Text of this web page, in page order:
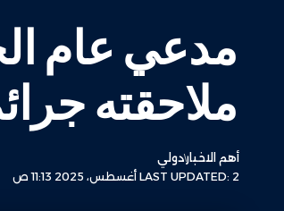
مدعي عام
ملاحقته
LAST UPDATED: 2 أغسطس، 2025 11:13 ص
أهم الاخباردولي